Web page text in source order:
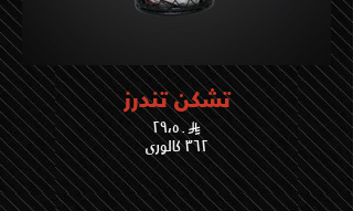
تشكن تندرز
٢٩،٥٠
٣٦٢ كالوري